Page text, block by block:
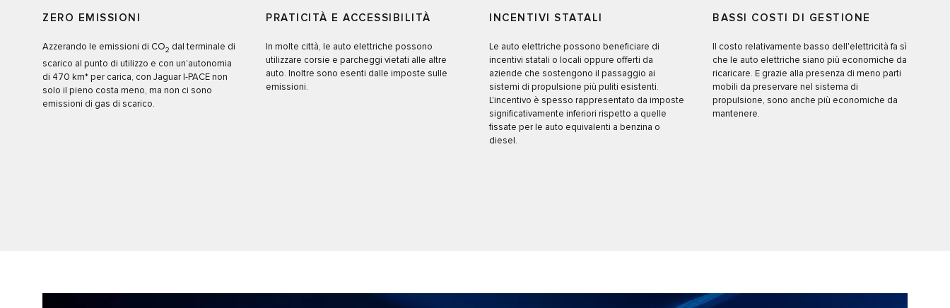
ZERO EMISSIONI
Azzerando le emissioni di CO2 dal terminale di
scarico al punto di utilizzo e con un'autonomia
di 470 km* per carica, con Jaguar I-PACE non
solo il pieno costa meno, ma non ci sono
emissioni di gas di scarico.
PRATICITÀ E ACCESSIBILITÀ
In molte città, le auto elettriche possono
utilizzare corsie e parcheggi vietati alle altre
auto. Inoltre sono esenti dalle imposte sulle
emissioni.
INCENTIVI STATALI
Le auto elettriche possono beneficiare di
incentivi statali o locali oppure offerti da
aziende che sostengono il passaggio ai
sistemi di propulsione più puliti esistenti.
L'incentivo è spesso rappresentato da imposte
significativamente inferiori rispetto a quelle
fissate per le auto equivalenti a benzina o
diesel.
BASSI COSTI DI GESTIONE
Il costo relativamente basso dell'elettricità fa sì
che le auto elettriche siano più economiche da
ricaricare. E grazie alla presenza di meno parti
mobili da preservare nel sistema di
propulsione, sono anche più economiche da
mantenere.